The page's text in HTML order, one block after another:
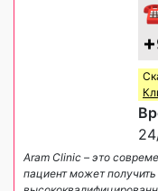
Aram Clinic – это
пациент может